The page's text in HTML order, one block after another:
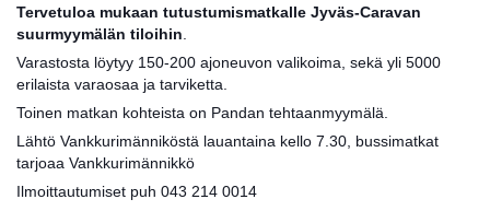
Tervetuloa mukaan tutustumismatkalle Jyväs-Caravan
suurmyymälän tiloihin
Varastosta löytyy 150-200 ajoneuvon valikoima, sekä yli 5000
erilaista varaosaa ja tarviketta.
Toinen matkan kohteista on Pandan tehtaanmyymälä.
Lähtö Vankkurimänniköstä lauantaina kello 7.30, bussimatkat
tarjoaa Vankkurimännikkö
Ilmoittautumiset puh 043 214 0014